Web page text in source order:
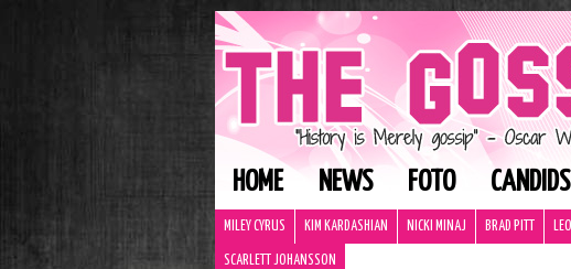
HOME NEWS FOTO CANDIDS
MILEY CYRUS KIM KARDASHIAN NICKI MINAJ BRAD PITT
SCARLETT JOHANSSON